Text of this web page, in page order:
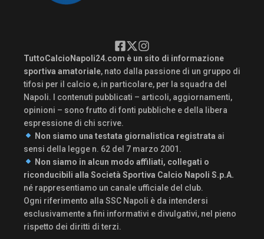
TuttoCalcioNapoli24.com è un sito di informazione
sportiva amatoriale, nato dalla passione di un gruppo di
tifosi per il calcio e, in particolare, per la squadra del
Napoli. I contenuti pubblicati – articoli, aggiornamenti,
opinioni – sono frutto di fonti pubbliche e della libera
espressione di chi scrive.
Non siamo una testata giornalistica registrata ai
sensi della legge n. 62 del 7 marzo 2001.
Non siamo in alcun modo affiliati, collegati o
riconducibili alla Società Sportiva Calcio Napoli S.p.A.
né rappresentiamo un canale ufficiale del club.
Ogni riferimento alla SSC Napoli è da intendersi
esclusivamente a fini informativi e divulgativi, nel pieno
rispetto dei diritti di terzi.